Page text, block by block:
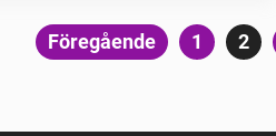
Föregående Sida
1 Sida
2